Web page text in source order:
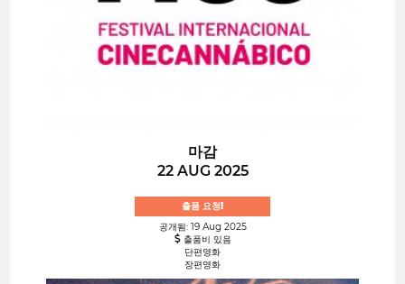
마감
22 AUG 2025
출품 요청!
공개됨: 19 Aug 2025
출품비 있음
단편영화
장편영화